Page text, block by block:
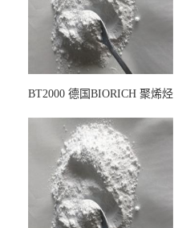
BT2000 德国BIORICH 聚烯烃
墨阻燃剂 TPU抗黄变剂 抗黄
变耐黄剂